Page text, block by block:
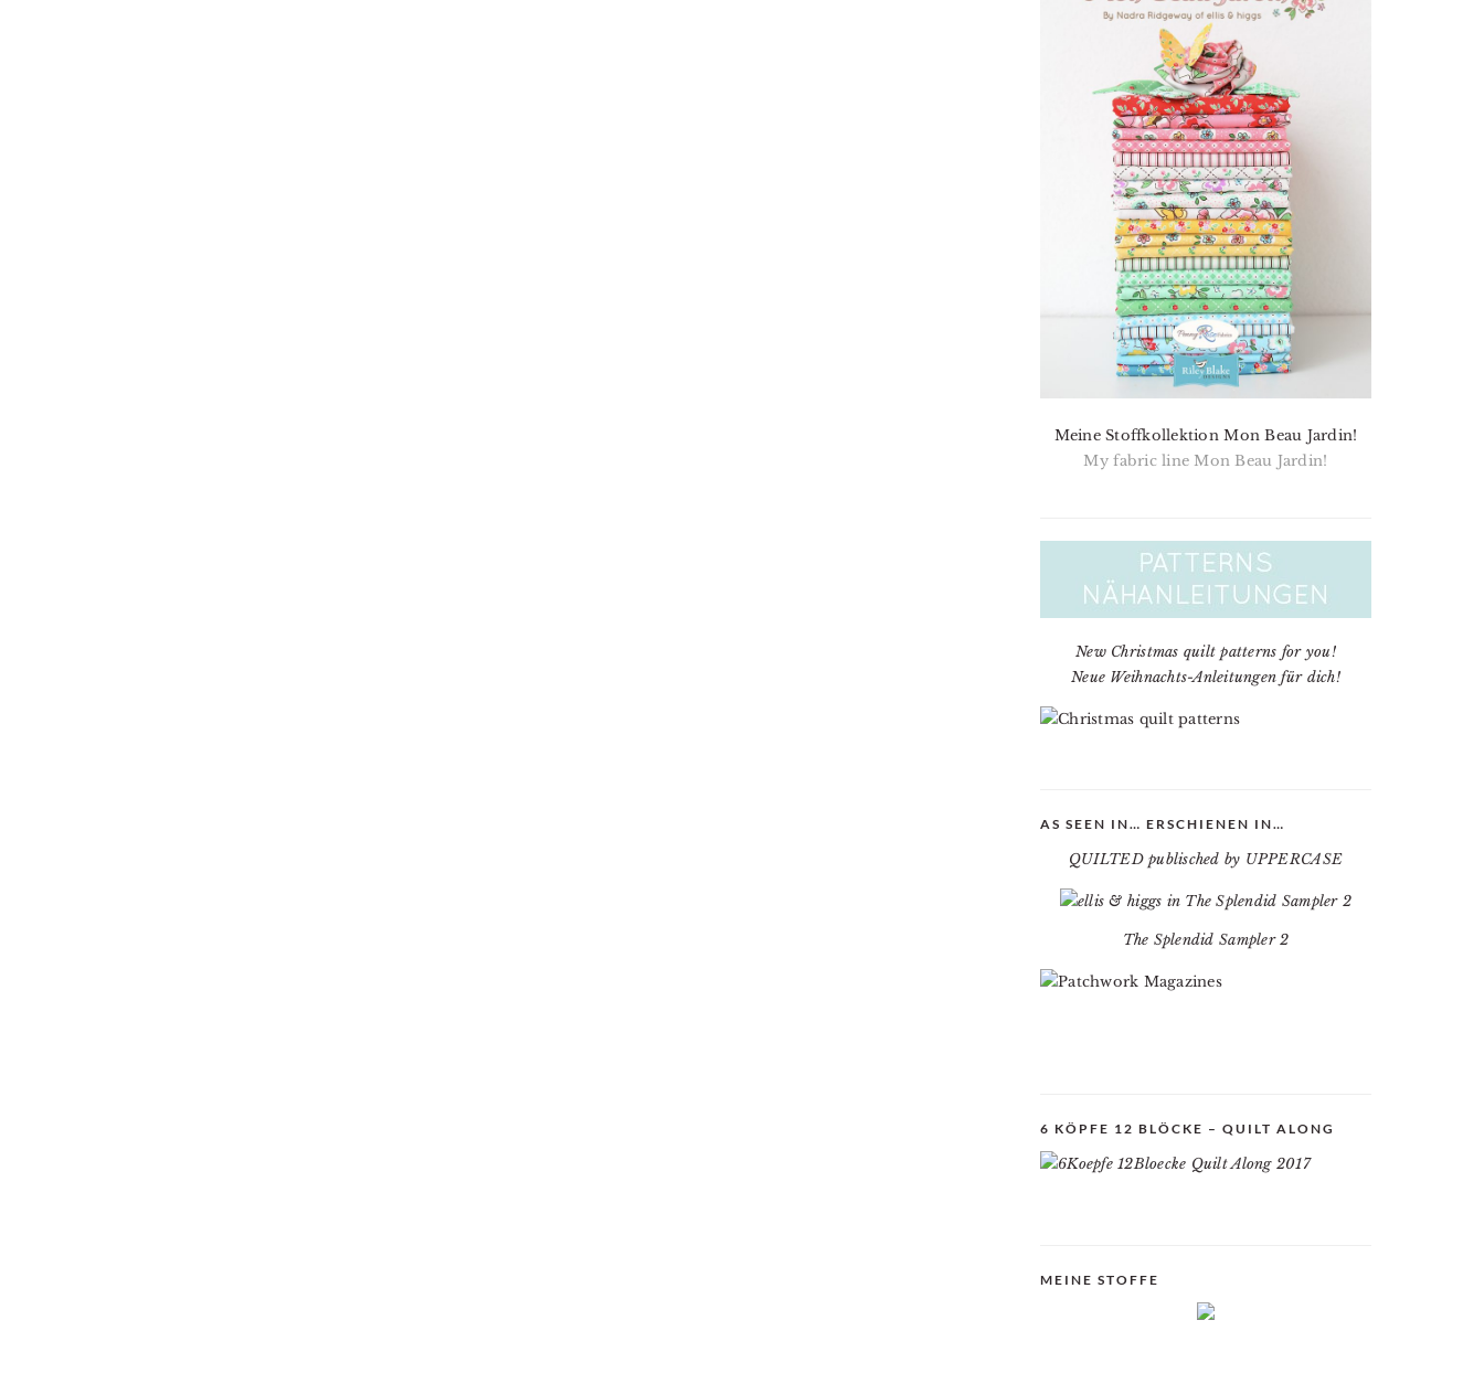
Meine Stoffkollektion Mon Beau Jardin!
My fabric line Mon Beau Jardin!
New Christmas quilt patterns for you!
Neue Weihnachts-Anleitungen für dich!
AS SEEN IN… ERSCHIENEN IN…
QUILTED publisched by UPPERCASE
The Splendid Sampler 2
6 KÖPFE 12 BLÖCKE – QUILT ALONG
MEINE STOFFE